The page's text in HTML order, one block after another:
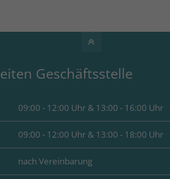
Geschäftsstelle
09:00 - 12:00 Uhr & 13:00 - 16:00 Uhr
09:00 - 12:00 Uhr & 13:00 - 18:00 Uhr
nach Vereinbarung